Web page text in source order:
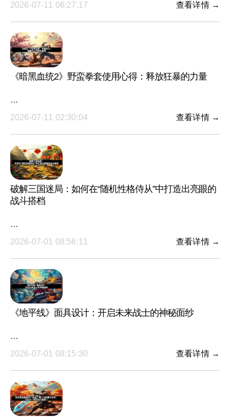
2026-07-11 06:27:17
查看详情 →
《暗黑血统2》野蛮拳套使用心得：释放狂暴的力量
···
2026-07-11 02:30:04
查看详情 →
破解三国迷局：如何在“随机性格侍从”中打造出亮眼的
战斗搭档
···
2026-07-01 08:56:11
查看详情 →
《地平线》面具设计：开启未来战士的神秘面纱
···
2026-07-01 08:15:30
查看详情 →